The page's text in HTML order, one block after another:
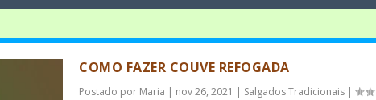
COMO FAZER COUVE REFOGADA
Postado por Maria | nov 26, 2021 | Salgados Tradicionais |